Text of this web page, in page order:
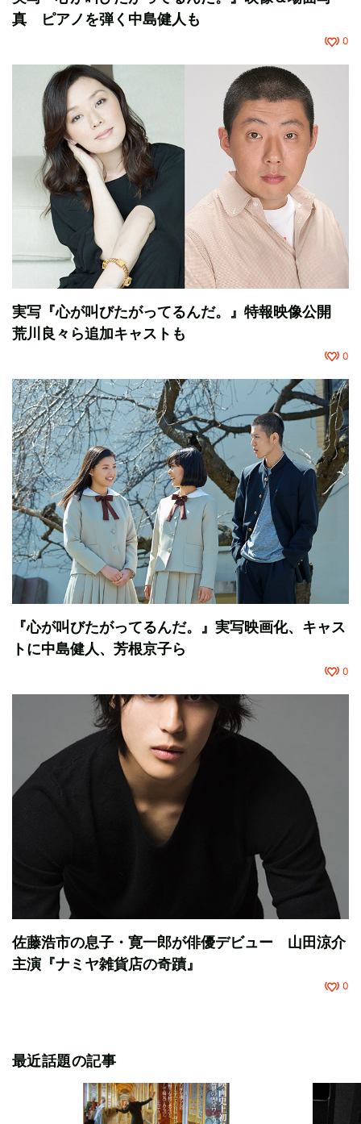
真 ピアノを弾く中島健人も
0
実写『心が叫びたがってるんだ。』特報映像公開
荒川良々ら追加キャストも
0
『心が叫びたがってるんだ。』実写映画化、キャス
トに中島健人、芳根京子ら
0
佐藤浩市の息子・寛一郎が俳優デビュー 山田涼介
主演『ナミヤ雑貨店の奇蹟』
0
最近話題の記事